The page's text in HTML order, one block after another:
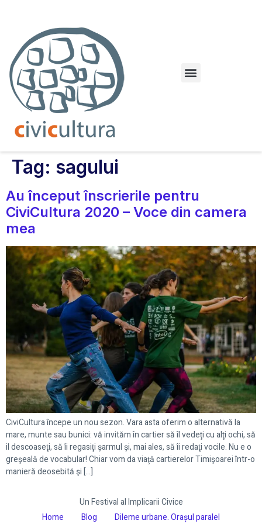
Tag: sagului
Au început înscrierile pentru
CiviCultura 2020 – Voce din camera
mea
CiviCultura începe un nou sezon. Vara asta oferim o alternativă la
mare, munte sau bunici: vă invităm în cartier să îl vedeţi cu alţi ochi, să
il descoaseţi, să îi regasiţi şarmul şi, mai ales, să îi redaţi vocile. Nu e o
greşeală de vocabular! Chiar vom da viaţă cartierelor Timişoarei într-o
manieră deosebită şi […]
Un Festival al Implicarii Civice
Home
Blog Dileme urbane. Orașul paralel